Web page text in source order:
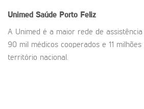
Unimed Saúde Porto Feliz
A Unimed é a maior rede de
90 mil médicos cooperados e 11
território nacional.